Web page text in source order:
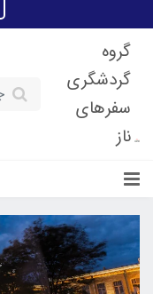
گروه
گردشگری
سفرهای
ناز